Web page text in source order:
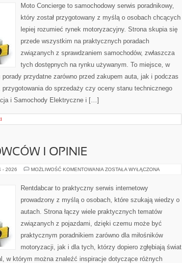
Moto Concierge to samochodowy serwis poradnikowy,
który został przygotowany z myślą o osobach chcących
lepiej rozumieć rynek motoryzacyjny. Strona skupia się
przede wszystkim na praktycznych poradach
związanych z sprawdzaniem samochodów, zwłaszcza
tych dostępnych na rynku używanym. To miejsce, w
przydatne zarówno przed zakupem auta, jak i podczas
przygotowania do sprzedaży czy oceny stanu technicznego
i Samochody Elektryczne i […]
I OPINIE
- 2026 MOŻLIWOŚĆ KOMENTOWANIA HISTORIE
OPINIE
ZOSTAŁA WYŁĄCZONA
Rentdabcar to praktyczny serwis internetowy
prowadzony z myślą o osobach, które szukają wiedzy o
autach. Strona łączy wiele praktycznych tematów
związanych z pojazdami, dzięki czemu może być
praktycznym poradnikiem zarówno dla miłośników
motoryzacji, jak i dla tych, którzy dopiero zgłębiają świat
w którym można znaleźć inspiracje dotyczące różnych